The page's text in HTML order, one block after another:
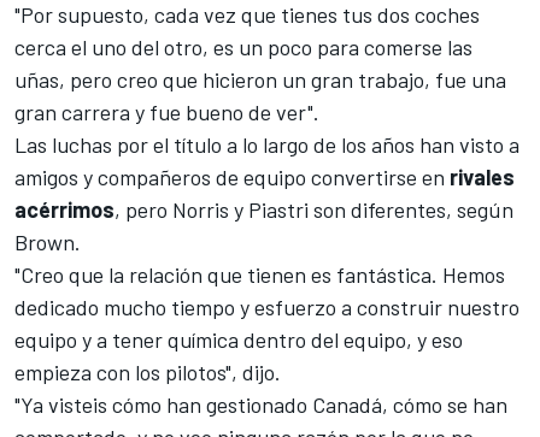
"Por supuesto, cada vez que tienes tus dos coches
cerca el uno del otro, es un poco para comerse las
uñas, pero creo que hicieron un gran trabajo, fue una
gran carrera y fue bueno de ver".
Las luchas por el título a lo largo de los años han visto a
amigos y compañeros de equipo convertirse en rivales
acérrimos, pero Norris y Piastri son diferentes, según
Brown.
"Creo que la relación que tienen es fantástica. Hemos
dedicado mucho tiempo y esfuerzo a construir nuestro
equipo y a tener química dentro del equipo, y eso
empieza con los pilotos", dijo.
"Ya visteis cómo han gestionado Canadá, cómo se han